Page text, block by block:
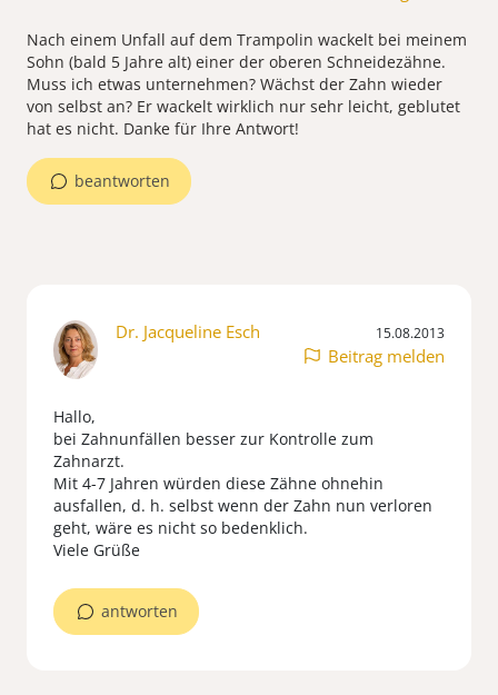
Nach einem Unfall auf dem Trampolin wackelt bei meinem
Sohn (bald 5 Jahre alt) einer der oberen Schneidezähne.
Muss ich etwas unternehmen? Wächst der Zahn wieder
von selbst an? Er wackelt wirklich nur sehr leicht, geblutet
hat es nicht. Danke für Ihre Antwort!
beantworten
Dr. Jacqueline Esch 15.08.2013
Beitrag melden
Hallo,
bei Zahnunfällen besser zur Kontrolle zum
Zahnarzt.
Mit 4-7 Jahren würden diese Zähne ohnehin
ausfallen, d. h. selbst wenn der Zahn nun verloren
geht, wäre es nicht so bedenklich.
Viele Grüße
antworten